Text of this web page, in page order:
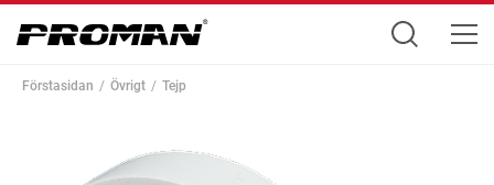
Förstasidan Övrigt Tejp